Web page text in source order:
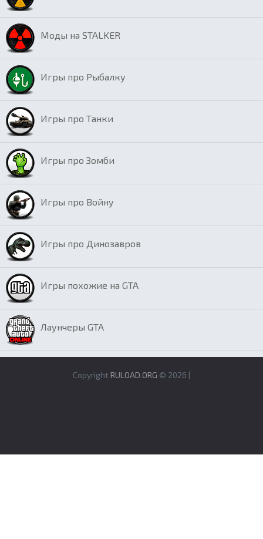
Моды на STALKER
Игры про Рыбалку
Игры про Танки
Игры про Зомби
Игры про Войну
Игры про Динозавров
Игры похожие на GTA
Лаунчеры GTA
Copyright RULOAD.ORG © 2026 |